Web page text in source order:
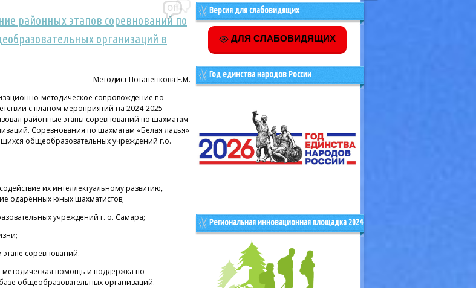
районных этапов соревнований по
организаций в
Методист Потапенкова Е.М.
методическое сопровождение по
с планом мероприятий на 2024-2025
районные этапы соревнований по шахматам
Соревнования по шахматам «Белая ладья»
общеобразовательных учреждений г.о.
их интеллектуальному развитию,
одарённых юных шахматистов;
учреждений г. о. Самара;
соревнований.
помощь и поддержка по
общеобразовательных организаций.
Off Версия для слабовидящих
ДЛЯ СЛАБОВИДЯЩИХ
Год единства народов России
Региональная инновационная площадка 2024